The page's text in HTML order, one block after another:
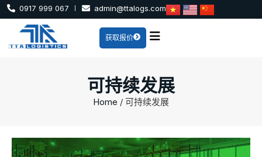
0917 999 067 admin@ttalogs.com
获取报价
可持续发展
Home / 可持续发展